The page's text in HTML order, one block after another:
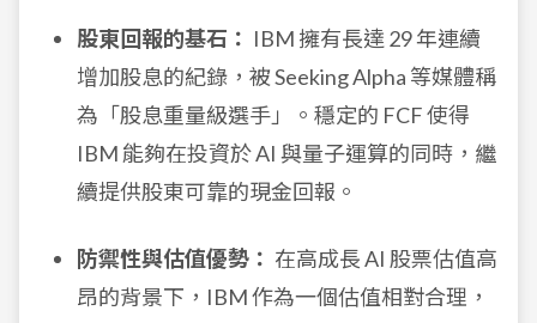
股東回報的基石： IBM 擁有長達 29 年連續
增加股息的紀錄，被 Seeking Alpha 等媒體稱
為「股息重量級選手」。穩定的 FCF 使得
IBM 能夠在投資於 AI 與量子運算的同時，繼
續提供股東可靠的現金回報。
防禦性與估值優勢： 在高成長 AI 股票估值高
昂的背景下，IBM 作為一個估值相對合理，